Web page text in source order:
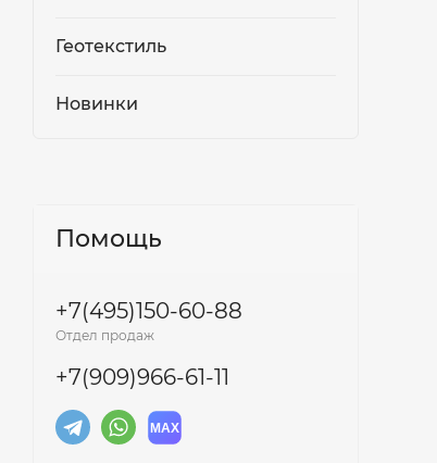
Геотекстиль
Новинки
Помощь
+7(495)150-60-88
Отдел продаж
+7(909)966-61-11